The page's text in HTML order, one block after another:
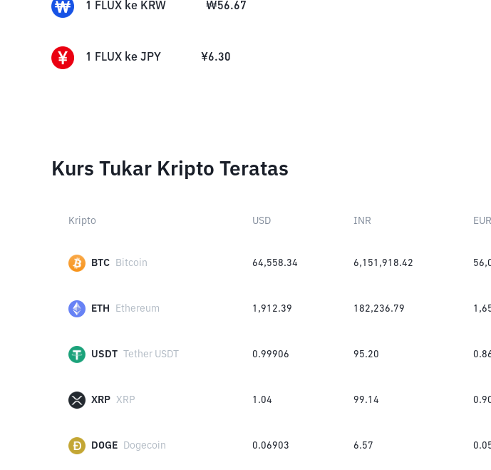
1 FLUX ke KRW ₩56.67
1 FLUX ke JPY ¥6.30
Kurs Tukar Kripto Teratas
Kripto USD INR EUR
BTC Bitcoin 64,558.34 6,151,918.42
ETH Ethereum 1,912.39 182,236.79
USDT Tether USDT 0.99906 95.20
XRP XRP 1.04 99.14
DOGE Dogecoin 0.06903 6.57